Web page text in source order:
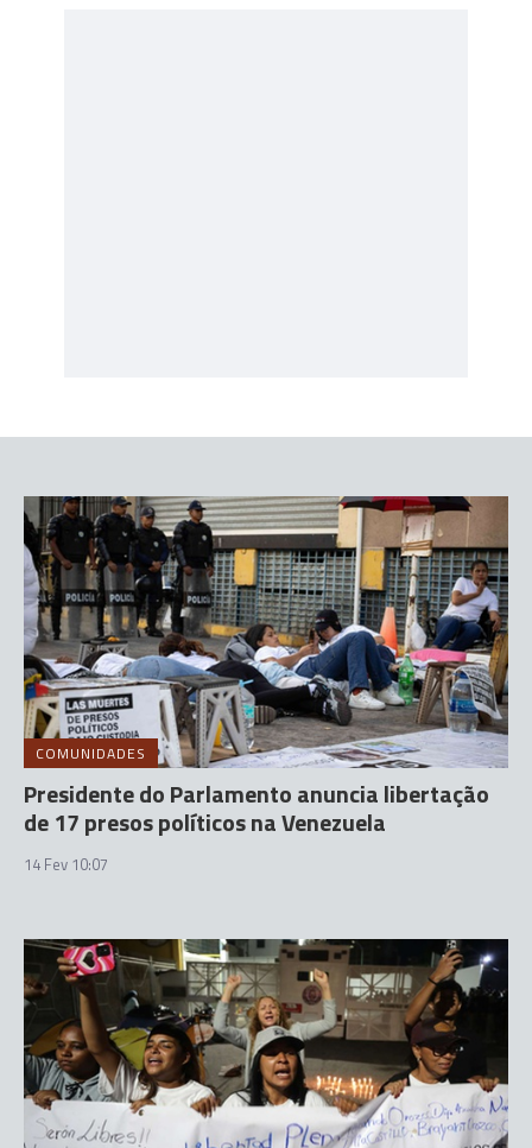
COMUNIDADES
Presidente do Parlamento anuncia libertação
de 17 presos políticos na Venezuela
14 Fev 10:07